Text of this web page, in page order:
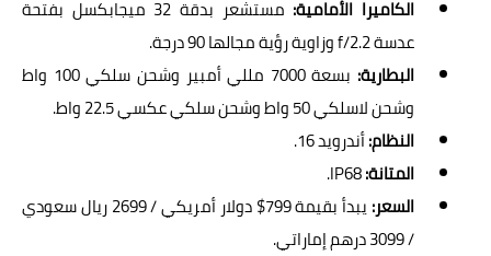
الكاميرا الأمامية:
مستشعر بدقة 32 ميجابكسل بفتحة
عدسة f/2.2 وزاوية رؤية مجالها 90 درجة.
البطارية:
بسعة 7000 مللي أمبير وشحن سلكي 100 واط
وشحن لاسلكي 50 واط وشحن سلكي عكسي 22.5 واط.
النظام:أندرويد 16.
المتانة:
السعر:
يبدأ بقيمة 799$ دولار أمريكي / 2699 ريال سعودي
/ 3099 درهم إماراتي.